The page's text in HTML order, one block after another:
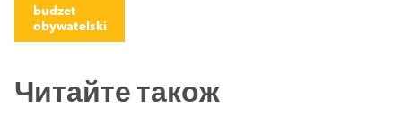
budzet
obywatelski
Читайте також